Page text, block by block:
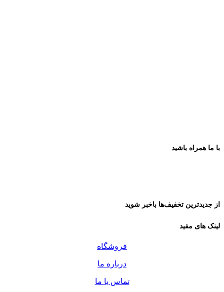
با ما همراه باشید
از جدیدترین تخفیف‌ها باخبر شوید
لینک های مفید
فروشگاه
درباره ما
تماس با ما